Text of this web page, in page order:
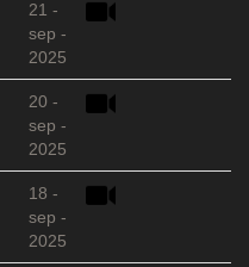
21 -
sep -
2025
20 -
sep -
2025
18 -
sep -
2025